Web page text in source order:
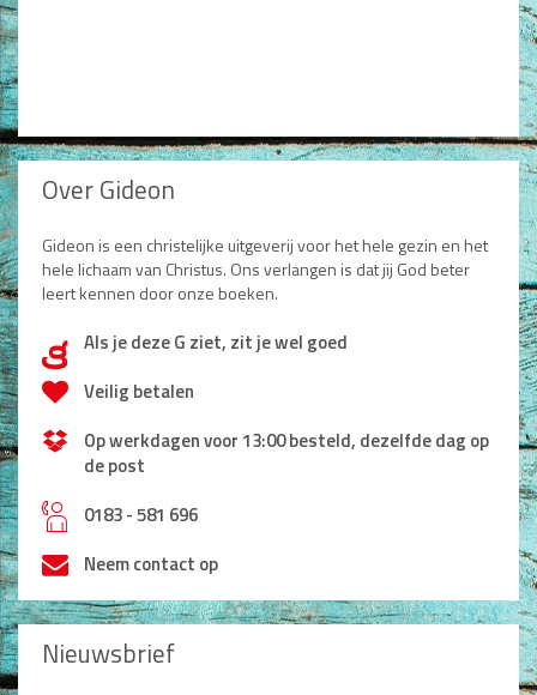
Over Gideon
Gideon is een christelijke uitgeverij voor het hele gezin en het
hele lichaam van Christus. Ons verlangen is dat jij God beter
leert kennen door onze boeken.
dAls je deze G ziet, zit je wel goed
Veilig betalen
Op werkdagen voor 13:00 besteld, dezelfde dag op
de post
h0183 - 581 696
Neem contact op
Nieuwsbrief